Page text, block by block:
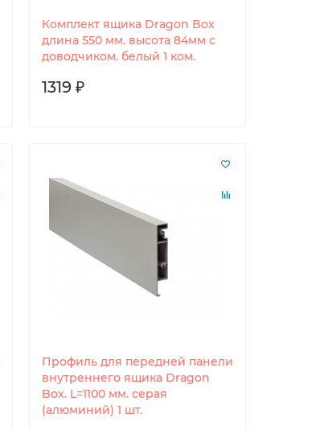
Комплект ящика Dragon Box
длина 550 мм. высота 84мм с
доводчиком. белый 1 ком.
1319 ₽
Профиль для передней панели
внутреннего ящика Dragon
Box. L=1100 мм. серая
(алюминий) 1 шт.